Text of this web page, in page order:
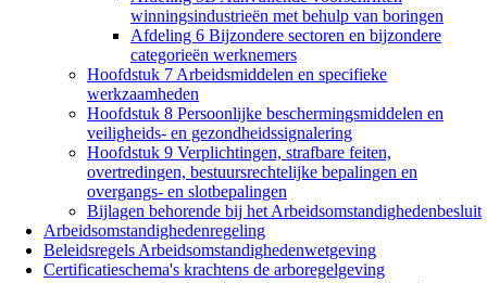
winningsindustrieën met behulp van boringen
Afdeling 6 Bijzondere sectoren en bijzondere
categorieën werknemers
Hoofdstuk 7 Arbeidsmiddelen en specifieke
werkzaamheden
Hoofdstuk 8 Persoonlijke beschermingsmiddelen en
veiligheids- en gezondheidssignalering
Hoofdstuk 9 Verplichtingen, strafbare feiten,
overtredingen, bestuursrechtelijke bepalingen en
overgangs- en slotbepalingen
Bijlagen behorende bij het Arbeidsomstandighedenbesluit
Arbeidsomstandighedenregeling
Beleidsregels Arbeidsomstandighedenwetgeving
Certificatieschema's krachtens de arboregelgeving